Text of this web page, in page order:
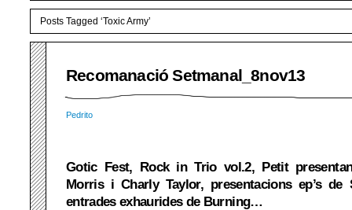
Posts Tagged ‘Toxic Army’
Recomanació Setmanal_8nov13
Pedrito
Gotic Fest, Rock in Trio vol.2, Petit
Morris i Charly Taylor, presentacions ep’s de
entrades exhaurides de Burning…